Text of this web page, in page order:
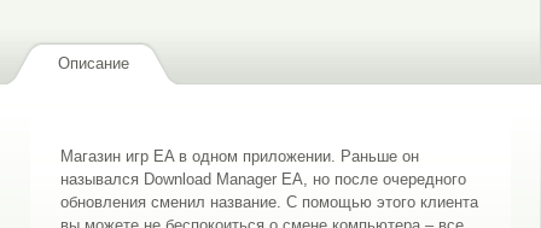
Описание
Магазин игр EA в одном приложении. Раньше он
назывался Download Manager EA, но после очередного
обновления сменил название. С помощью этого клиента